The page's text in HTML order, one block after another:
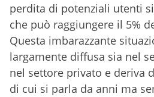
perdita di potenziali utenti
che può raggiungere il 5%
Questa imbarazzante
largamente diffusa sia nel
nel settore privato e deriva
di cui si parla da anni ma